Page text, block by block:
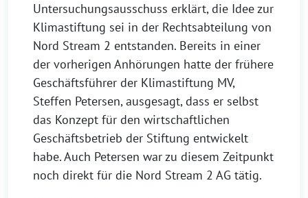
Untersuchungsausschuss erklärt, die Idee zur
Klimastiftung sei in der Rechtsabteilung von
Nord Stream 2 entstanden. Bereits in einer
der vorherigen Anhörungen hatte der frühere
Geschäftsführer der Klimastiftung MV,
Steffen Petersen, ausgesagt, dass er selbst
das Konzept für den wirtschaftlichen
Geschäftsbetrieb der Stiftung entwickelt
habe. Auch Petersen war zu diesem Zeitpunkt
noch direkt für die Nord Stream 2 AG tätig.